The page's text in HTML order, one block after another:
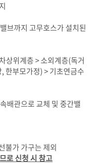
브까지 고무호스가 설치된
차상위계층>소외계층(독거
,한부모가정) >기초연금수
배관으로 교체 및 중간밸
불가 가구는 제외
로 신청 시 참고